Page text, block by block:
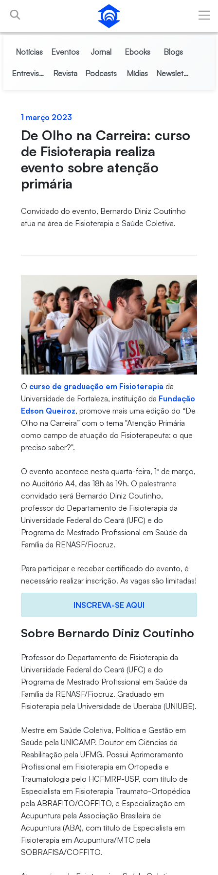
Pular para o Conteúdo principal
Notícias Eventos Jornal Ebooks Blogs
Entrevistas Revista Podcasts Mídias Newsletter
1 março 2023
De Olho na Carreira: curso
de Fisioterapia realiza
evento sobre atenção
primária
Convidado do evento, Bernardo Diniz Coutinho
atua na área de Fisioterapia e Saúde Coletiva.
O curso de graduação em Fisioterapia da
Universidade de Fortaleza, instituição da Fundação
Edson Queiroz, promove mais uma edição do “De
Olho na Carreira” com o tema "Atenção Primária
como campo de atuação do Fisioterapeuta: o que
preciso saber?".
O evento acontece nesta quarta-feira, 1º de março,
no Auditório A4, das 18h às 19h. O palestrante
convidado será Bernardo Diniz Coutinho,
professor do Departamento de Fisioterapia da
Universidade Federal do Ceará (UFC) e do
Programa de Mestrado Profissional em Saúde da
Família da RENASF/Fiocruz.
Para participar e receber certificado do evento, é
necessário realizar inscrição. As vagas são limitadas!
INSCREVA-SE AQUI
Sobre Bernardo Diniz Coutinho
Professor do Departamento de Fisioterapia da
Universidade Federal do Ceará (UFC) e do
Programa de Mestrado Profissional em Saúde da
Família da RENASF/Fiocruz. Graduado em
Fisioterapia pela Universidade de Uberaba (UNIUBE).
Mestre em Saúde Coletiva, Política e Gestão em
Saúde pela UNICAMP. Doutor em Ciências da
Reabilitação pela UFMG. Possui Aprimoramento
Profissional em Fisioterapia em Ortopedia e
Traumatologia pelo HCFMRP-USP, com título de
Especialista em Fisioterapia Traumato-Ortopédica
pela ABRAFITO/COFFITO, e Especialização em
Acupuntura pela Associação Brasileira de
Acupuntura (ABA), com título de Especialista em
Fisioterapia em Acupuntura/MTC pela
SOBRAFISA/COFFITO.